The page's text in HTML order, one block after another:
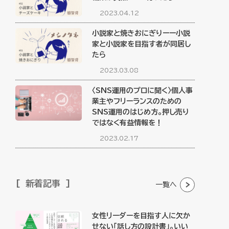
2023.04.12
小説家と焼きおにぎりーー小説
家と小説家を目指す者が同居し
たら
2023.03.08
〈SNS運用のプロに聞く〉個人事
業主やフリーランスのための
SNS運用のはじめ方。押し売り
ではなく有益情報を！
2023.02.17
新着記事 一覧へ
女性リーダーを目指す人に欠か
せない「話し方の設計書」。いい